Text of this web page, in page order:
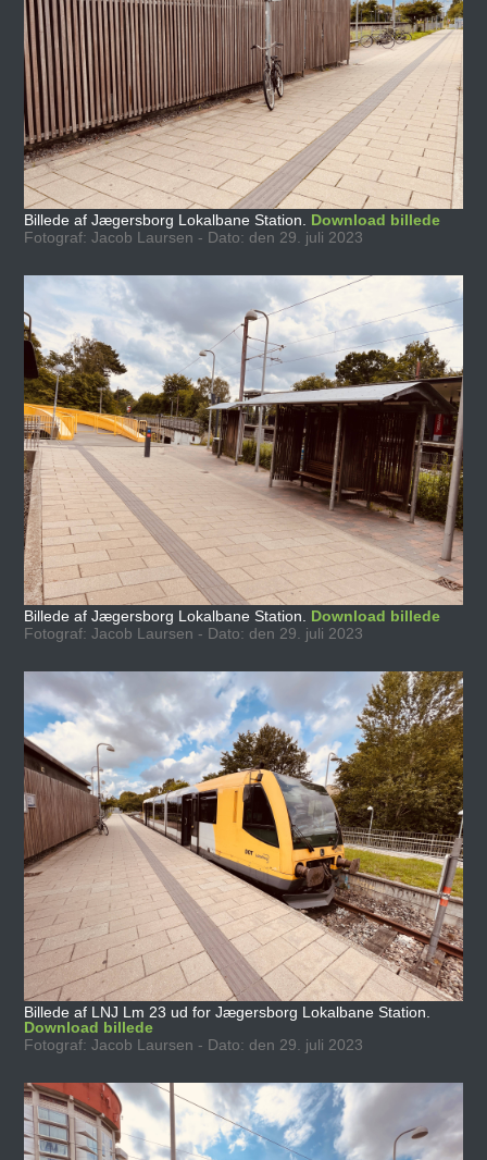
Billede af Jægersborg Lokalbane Station. Download billede
Fotograf: Jacob Laursen - Dato: den 29. juli 2023
Billede af Jægersborg Lokalbane Station. Download billede
Fotograf: Jacob Laursen - Dato: den 29. juli 2023
Billede af LNJ Lm 23 ud for Jægersborg Lokalbane Station.
Download billede
Fotograf: Jacob Laursen - Dato: den 29. juli 2023